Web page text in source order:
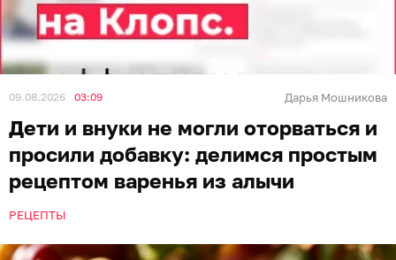
09.08.2026 03:09 Дарья Мошникова
Дети и внуки не могли оторваться и
просили добавку: делимся простым
рецептом варенья из алычи
РЕЦЕПТЫ